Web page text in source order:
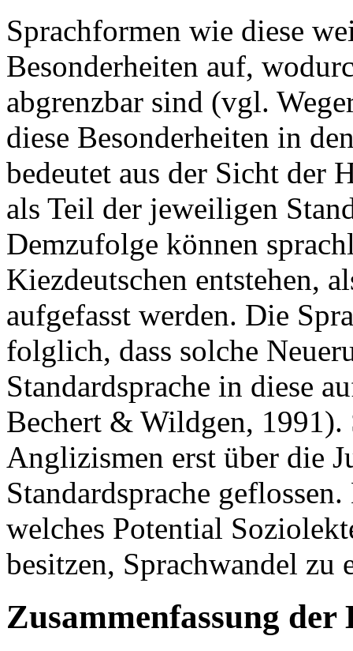
Sprachformen wie diese
Besonderheiten auf,
abgrenzbar sind (vgl.
diese Besonderheiten in
bedeutet aus der Sicht der
als Teil der jeweiligen
Demzufolge können
Kiezdeutschen entstehen,
aufgefasst werden. Die
folglich, dass solche
Standardsprache in diese
Bechert & Wildgen,
Anglizismen erst über die
Standardsprache
welches Potential
besitzen, Sprachwandel zu
Zusammenfassung der